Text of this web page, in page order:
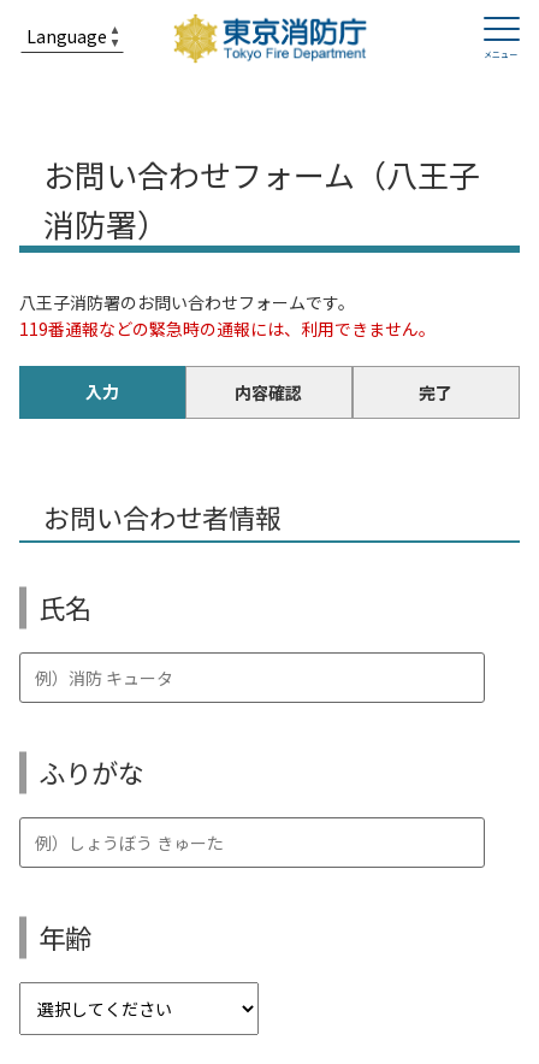
お問い合わせフォーム（八王子
消防署）
八王子消防署のお問い合わせフォームです。
119番通報などの緊急時の通報には、利用できません。
入力 内容確認 完了
お問い合わせ者情報
氏名
ふりがな
年齢